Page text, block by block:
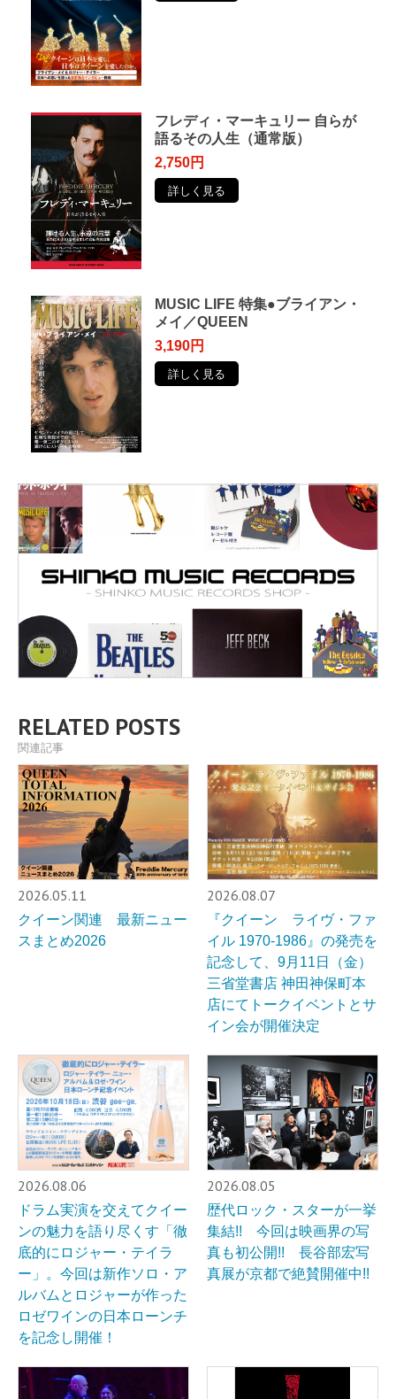
フレディ・マーキュリー ⾃らが
語るその⼈⽣（通常版）
2,750円
詳しく見る
MUSIC LIFE 特集●ブライアン・
メイ／QUEEN
3,190円
詳しく見る
RELATED POSTS
関連記事
2026.05.11
クイーン関連 最新ニュー
スまとめ2026
2026.08.07
『クイーン ライヴ・ファ
イル 1970-1986』の発売を
記念して、9月11日（金）
三省堂書店 神田神保町本
店にてトークイベントとサ
イン会が開催決定
2026.08.06
ドラム実演を交えてクイー
ンの魅力を語り尽くす「徹
底的にロジャー・テイラ
ー」。今回は新作ソロ・ア
ルバムとロジャーが作った
ロゼワインの日本ローンチ
を記念し開催！
2026.08.05
歴代ロック・スターが一挙
集結!! 今回は映画界の写
真も初公開!! 長谷部宏写
真展が京都で絶賛開催中!!